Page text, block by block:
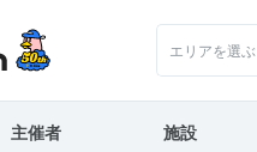
エリアを選ぶ
主催者 施設